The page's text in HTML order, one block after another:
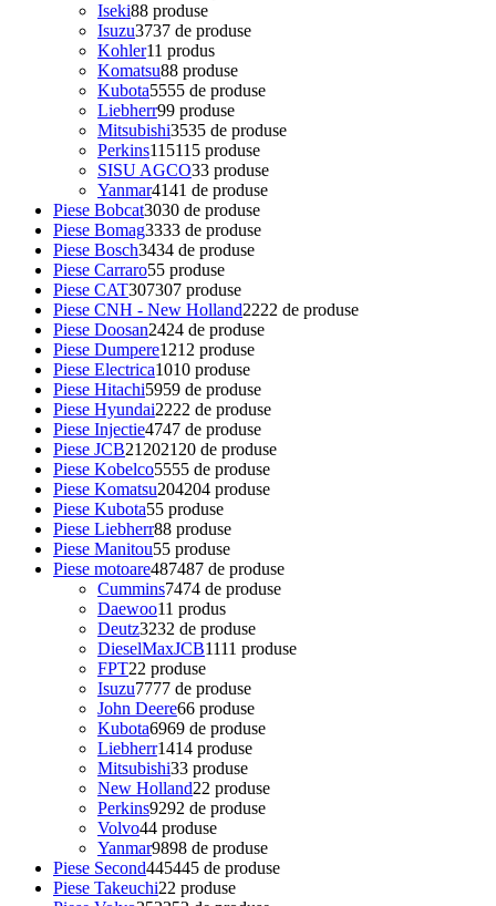
Iseki88 produse
Isuzu3737 de produse
Kohler11 produs
Komatsu88 produse
Kubota5555 de produse
Liebherr99 produse
Mitsubishi3535 de produse
Perkins115115 produse
SISU AGCO33 produse
Yanmar4141 de produse
Piese Bobcat3030 de produse
Piese Bomag3333 de produse
Piese Bosch3434 de produse
Piese Carraro55 produse
Piese CAT307307 produse
Piese CNH - New Holland2222 de produse
Piese Doosan2424 de produse
Piese Dumpere1212 produse
Piese Electrica1010 produse
Piese Hitachi5959 de produse
Piese Hyundai2222 de produse
Piese Injectie4747 de produse
Piese JCB21202120 de produse
Piese Kobelco5555 de produse
Piese Komatsu204204 produse
Piese Kubota55 produse
Piese Liebherr88 produse
Piese Manitou55 produse
Piese motoare487487 de produse
Cummins7474 de produse
Daewoo11 produs
Deutz3232 de produse
DieselMaxJCB1111 produse
FPT22 produse
Isuzu7777 de produse
John Deere66 produse
Kubota6969 de produse
Liebherr1414 produse
Mitsubishi33 produse
New Holland22 produse
Perkins9292 de produse
Volvo44 produse
Yanmar9898 de produse
Piese Second445445 de produse
Piese Takeuchi22 produse